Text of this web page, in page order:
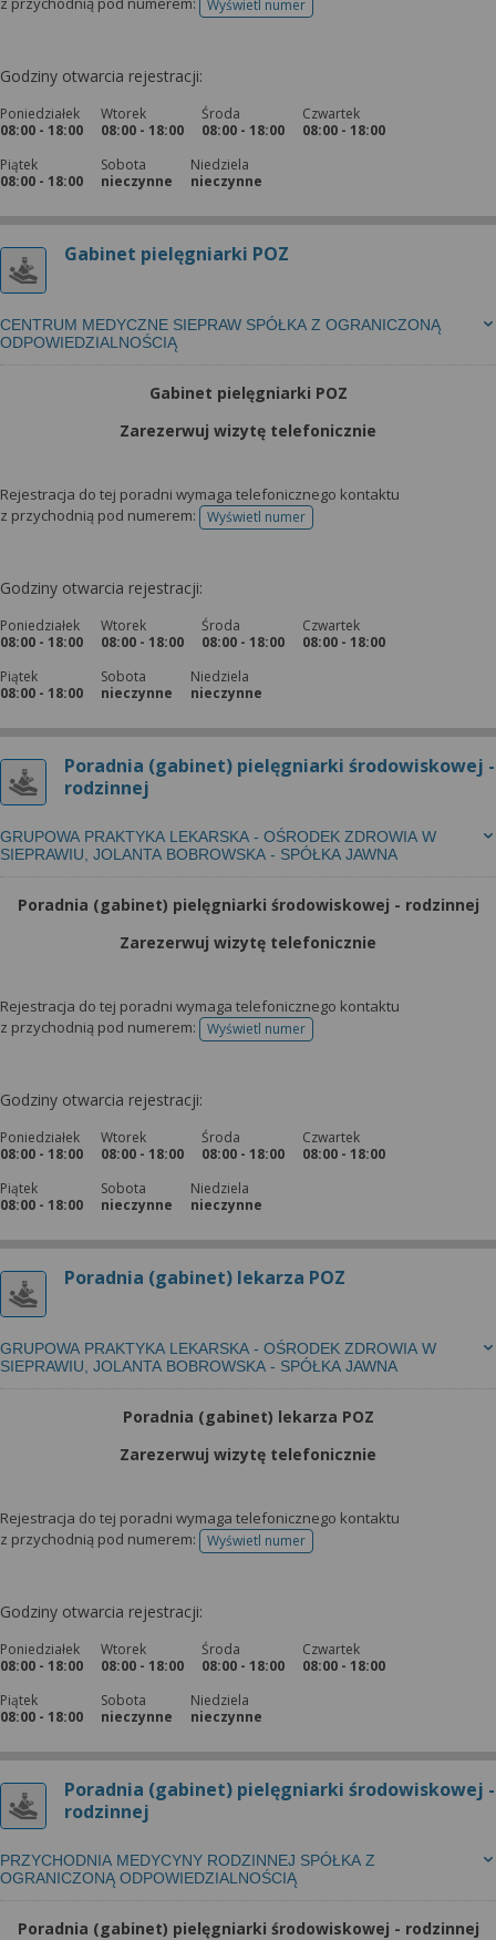
Wyświetl numertelefonu do rejestracji
Godziny otwarcia rejestracji:
Poniedziałek
08:00 - 18:00
Wtorek
08:00 - 18:00
Środa
08:00 - 18:00
Czwartek
08:00 - 18:00
Piątek
08:00 - 18:00
Sobota
nieczynne
Niedziela
nieczynne
Gabinet pielęgniarki POZ
CENTRUM MEDYCZNE SIEPRAW SPÓŁKA Z OGRANICZONĄ
ODPOWIEDZIALNOŚCIĄ
Gabinet pielęgniarki POZ
Zarezerwuj wizytę telefonicznie
Rejestracja do tej poradni wymaga telefonicznego kontaktu
z przychodnią pod numerem:
Wyświetl numertelefonu do rejestracji
Godziny otwarcia rejestracji:
Poniedziałek
08:00 - 18:00
Wtorek
08:00 - 18:00
Środa
08:00 - 18:00
Czwartek
08:00 - 18:00
Piątek
08:00 - 18:00
Sobota
nieczynne
Niedziela
nieczynne
Poradnia (gabinet) pielęgniarki środowiskowej -
rodzinnej
GRUPOWA PRAKTYKA LEKARSKA - OŚRODEK ZDROWIA W
SIEPRAWIU, JOLANTA BOBROWSKA - SPÓŁKA JAWNA
Poradnia (gabinet) pielęgniarki środowiskowej - rodzinnej
Zarezerwuj wizytę telefonicznie
Rejestracja do tej poradni wymaga telefonicznego kontaktu
z przychodnią pod numerem:
Wyświetl numertelefonu do rejestracji
Godziny otwarcia rejestracji:
Poniedziałek
08:00 - 18:00
Wtorek
08:00 - 18:00
Środa
08:00 - 18:00
Czwartek
08:00 - 18:00
Piątek
08:00 - 18:00
Sobota
nieczynne
Niedziela
nieczynne
Poradnia (gabinet) lekarza POZ
GRUPOWA PRAKTYKA LEKARSKA - OŚRODEK ZDROWIA W
SIEPRAWIU, JOLANTA BOBROWSKA - SPÓŁKA JAWNA
Poradnia (gabinet) lekarza POZ
Zarezerwuj wizytę telefonicznie
Rejestracja do tej poradni wymaga telefonicznego kontaktu
z przychodnią pod numerem:
Wyświetl numertelefonu do rejestracji
Godziny otwarcia rejestracji:
Poniedziałek
08:00 - 18:00
Wtorek
08:00 - 18:00
Środa
08:00 - 18:00
Czwartek
08:00 - 18:00
Piątek
08:00 - 18:00
Sobota
nieczynne
Niedziela
nieczynne
Poradnia (gabinet) pielęgniarki środowiskowej -
rodzinnej
PRZYCHODNIA MEDYCYNY RODZINNEJ SPÓŁKA Z
OGRANICZONĄ ODPOWIEDZIALNOŚCIĄ
Poradnia (gabinet) pielęgniarki środowiskowej - rodzinnej